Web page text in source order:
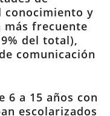
conocimiento y
frecuente
del total),
comunicación
6 a 15 años con
escolarizados